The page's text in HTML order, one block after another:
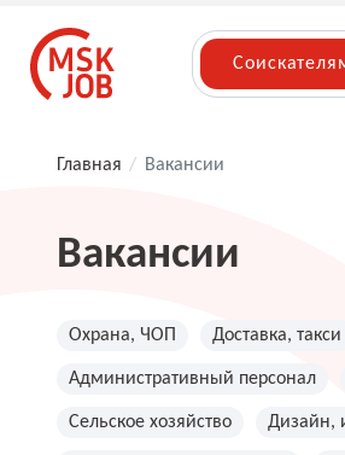
Главная / Вакансии
Вакансии
Охрана, ЧОП Доставка, такси
Административный персонал
Сельское хозяйство Дизайн,